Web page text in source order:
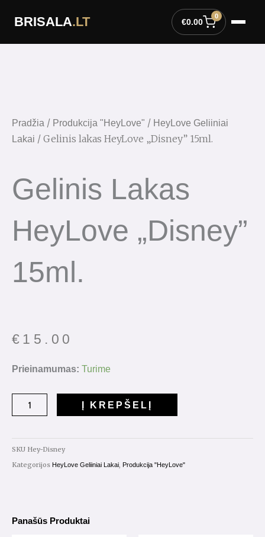
BRISALA.LT €0.00
0
Pradžia / Produkcija "HeyLove" / HeyLove Geliiniai
Lakai / Gelinis lakas HeyLove „Disney” 15ml.
Gelinis Lakas
HeyLove „Disney”
15ml.
€ 15.00
Prieinamumas: Turime
produkto
lakas
"Disney"
15ml.
Į KREPŠELĮ
SKU Hey-Disney
Kategorijos HeyLove Geliiniai Lakai, Produkcija "HeyLove"
Panašūs Produktai